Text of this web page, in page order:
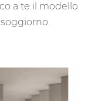
a te il modello